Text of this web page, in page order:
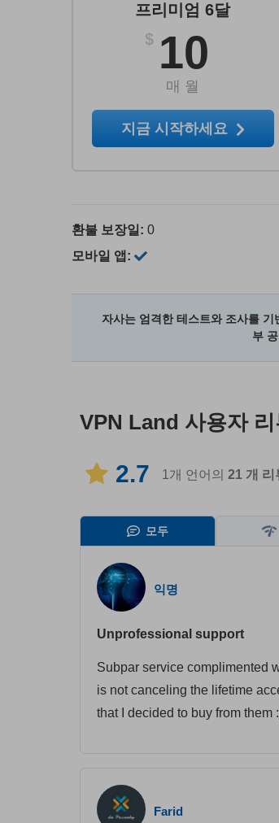
프리미엄 6달
$ 10
매 월
지금 시작하세요
환불 보장일: 0
모바일 앱:
자사는 엄격한 테스트와 조사를
부
VPN Land 사용자
2.7 1개 언어의 21 개 리
모두
익명
Unprofessional support
Subpar service complimented
is not canceling the lifetime
that I decided to buy from them
Farid